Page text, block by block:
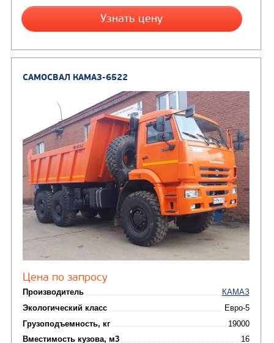
Заказать
САМОСВАЛ КАМАЗ-6520 В НАЛИЧИИ